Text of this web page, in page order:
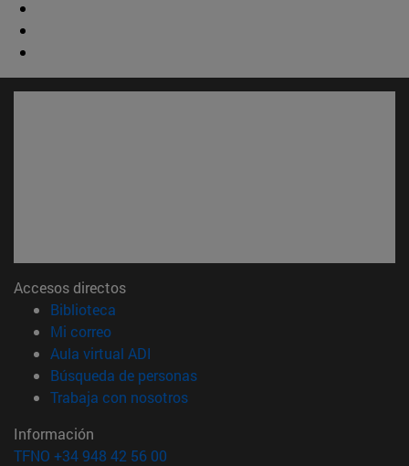
Accesos directos
Biblioteca
Mi correo(abre en nueva ventana)
Aula virtual ADI
Búsqueda de personas(abre en nueva ventana)
Trabaja con nosotros(abre en nueva ventana)
Información
TFNO +34 948 42 56 00